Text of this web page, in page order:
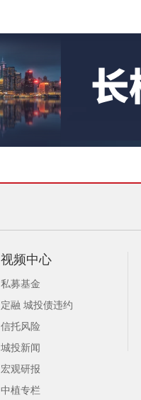
视频中心
私募基金
定融 城投债违约
信托风险
城投新闻
宏观研报
中植专栏